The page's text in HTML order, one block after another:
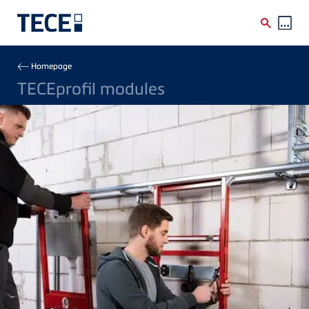
Breadcrumb
Homepage
TECEprofil modules